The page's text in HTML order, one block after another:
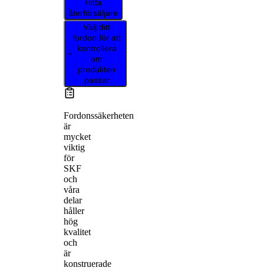
Hitta
återförsäljare
Välj ditt
fordon för att
kontrollera
om
produkten
passar
Fordonssäkerheten
är
mycket
viktig
för
SKF
och
våra
delar
håller
hög
kvalitet
och
är
konstruerade